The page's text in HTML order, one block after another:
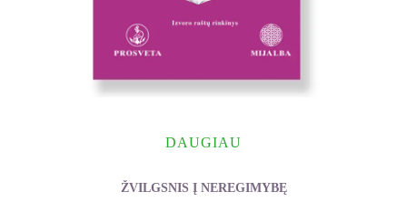
DAUGIAU
ŽVILGSNIS Į NEREGIMYBĘ